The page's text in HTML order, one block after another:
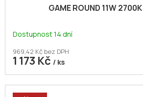
GAME ROUND 11W
Dostupnost 14 dní
969,42 Kč bez DPH
1 173 Kč / ks